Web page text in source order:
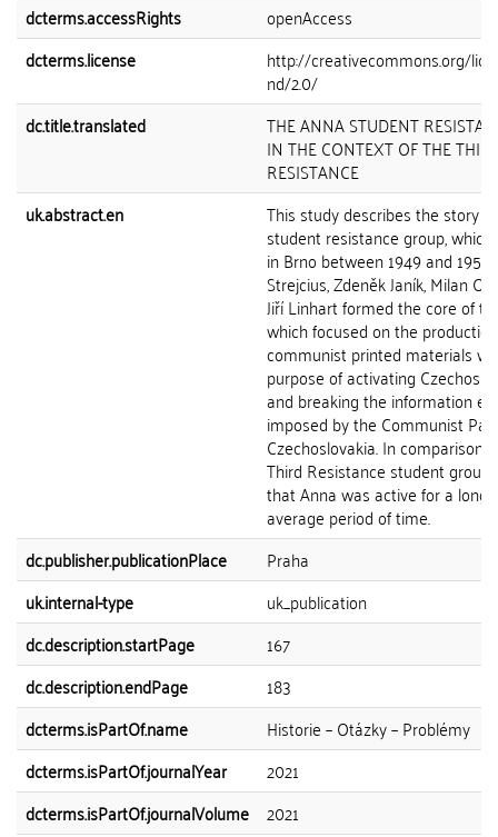
dcterms.accessRights
openAccess
dcterms.license
http://creativecommons.org/
nd/2.0/
dc.title.translated
THE ANNA STUDENT
IN THE CONTEXT OF THE
RESISTANCE
uk.abstract.en
This study describes the story
student resistance group,
in Brno between 1949 and 1951.
Strejcius, Zdeněk Janík, Milan
Jiří Linhart formed the core of
which focused on the
communist printed materials
purpose of activating
and breaking the information
imposed by the Communist
Czechoslovakia. In comparison
Third Resistance student
that Anna was active for a
average period of time.
dc.publisher.publicationPlace
Praha
uk.internal-type
uk_publication
dc.description.startPage
167
dc.description.endPage
183
dcterms.isPartOf.name
Historie – Otázky – Problémy
dcterms.isPartOf.journalYear
2021
dcterms.isPartOf.journalVolume 2021